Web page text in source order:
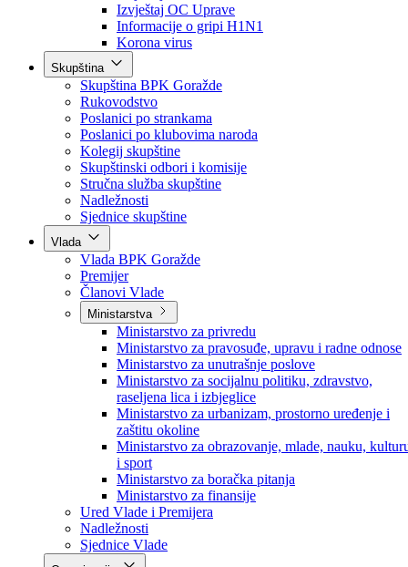
Obavještenja Vlade
Izvještajno prognozna služba Ministarstva privrede
Izvještaj o radu
Izvještaj OC Uprave
Informacije o gripi H1N1
Korona virus
Skupština
Skupština BPK Goražde
Rukovodstvo
Poslanici po strankama
Poslanici po klubovima naroda
Kolegij skupštine
Skupštinski odbori i komisije
Stručna služba skupštine
Nadležnosti
Sjednice skupštine
Vlada
Vlada BPK Goražde
Premijer
Članovi Vlade
Ministarstva
Ministarstvo za privredu
Ministarstvo za pravosuđe, upravu i radne odnose
Ministarstvo za unutrašnje poslove
Ministarstvo za socijalnu politiku, zdravstvo,
raseljena lica i izbjeglice
Ministarstvo za urbanizam, prostorno uređenje i
zaštitu okoline
Ministarstvo za obrazovanje, mlade, nauku,
i sport
Ministarstvo za boračka pitanja
Ministarstvo za finansije
Ured Vlade i Premijera